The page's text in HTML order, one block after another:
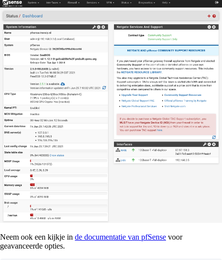
Neem ook een kijkje in de documentatie van pfSense voor
geavanceerde opties.